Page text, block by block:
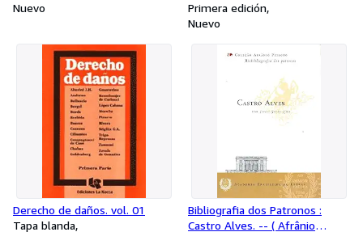
Nuevo
Atacama.-- ( Arte-ciencia en
Jujuy en el pasado )
Primera edición
Nuevo
Derecho de daños. vol. 01
Tapa blanda
Bibliografia dos Patronos :
Castro Alves. -- ( Afrânio